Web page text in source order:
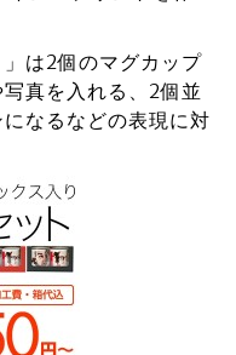
」は2個のマグカップ
真を入れる、2個並
なるなどの表現に対